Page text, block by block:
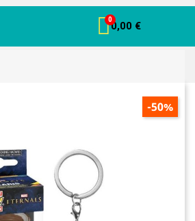
0,00 €
-50%